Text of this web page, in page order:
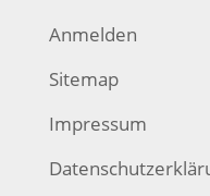
Anmelden
Sitemap
Impressum